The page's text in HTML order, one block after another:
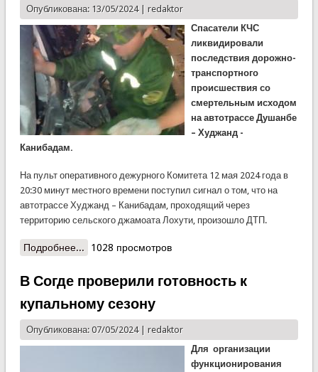
Опубликована: 13/05/2024 | redaktor
Спасатели КЧС
ликвидировали
последствия дорожно-
транспортного
происшествия со
смертельным исходом
на автотрассе Душанбе
– Худжанд -
Канибадам.
На пульт оперативного дежурного Комитета 12 мая 2024 года в
20:30 минут местного времени поступил сигнал о том, что на
автотрассе Худжанд – Канибадам, проходящий через
территорию сельского джамоата Лохути, произошло ДТП.
Подробнее... о Спасатели КЧС по Согду ликвидировали
1028 просмотров
В Согде проверили готовность к
купальному сезону
Опубликована: 07/05/2024 | redaktor
Для организации
функционирования